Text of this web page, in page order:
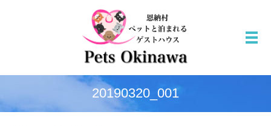
メ
20190320_001